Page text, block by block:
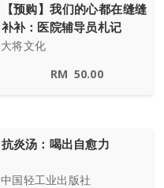
【预购】我们的心都在缝缝
补补：医院辅导员札记
大将文化
RM 50.00
抗炎汤：喝出自愈力
中国轻工业出版社